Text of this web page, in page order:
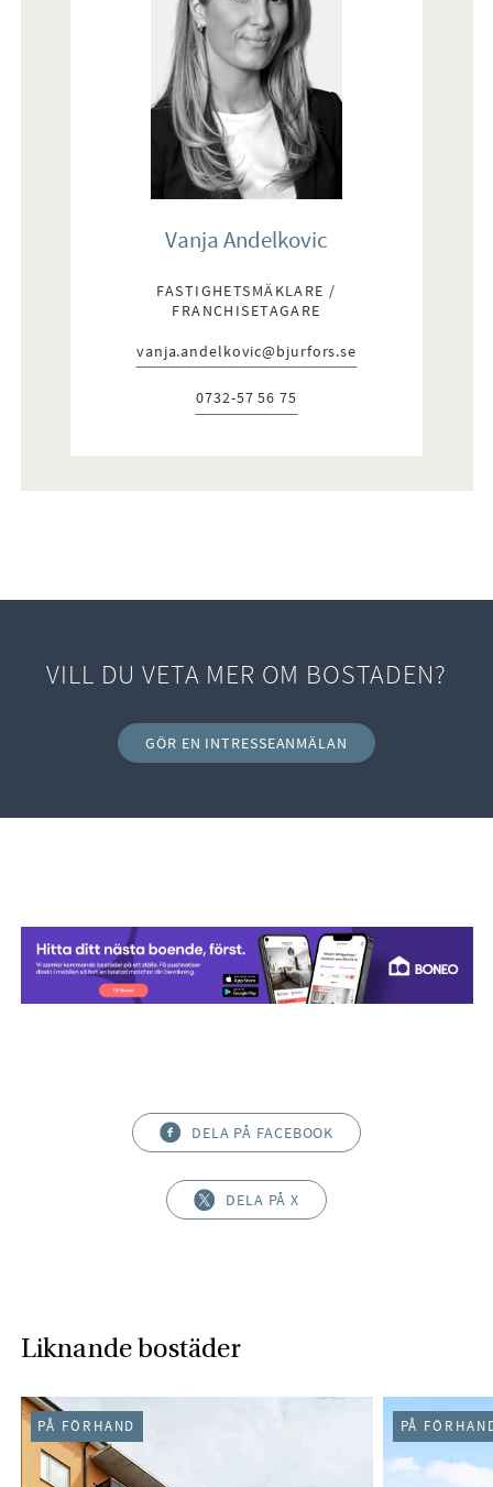
Vanja Andelkovic
FASTIGHETSMÄKLARE /
FRANCHISETAGARE
E-post:
vanja.andelkovic@bjurfors.se
Telefon:
0732-57 56 75
VILL DU VETA MER OM BOSTADEN?
GÖR EN INTRESSEANMÄLAN
DELA PÅ FACEBOOK
DELA PÅ X
Liknande bostäder
PÅ FÖRHAND PÅ